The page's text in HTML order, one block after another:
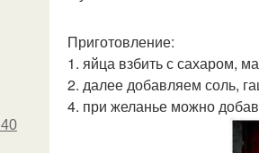
Приготовление:
1. яйца взбить с сахаром,
2. далее добавляем соль,
4. при желанье можно